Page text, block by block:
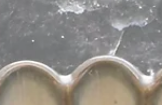
hachée, 1/2 c.à soupe de cumin en poudre, 1
citron confit, 1 feuille de laurier, 1 filet de jus
citron, 3 c.à soupe d’huile d’olive, sel, poivre.
Égoutter les